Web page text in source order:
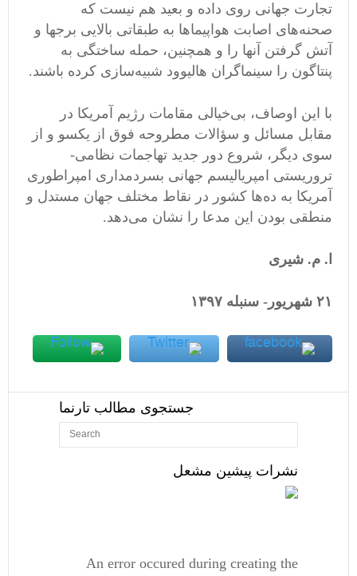
تجارت جهانی روی داده و بعید هم نیست که
صحنه‌های اصابت هواپیماها به طبقاتی بالایی برجها و
آتش گرفتن آنها را و همچنین، حمله ساختگی به
پنتاگون را سینماگران هالیوود شبیه‌سازی کرده‌‌ باشند.
با این اوصاف، بی‌خیالی مقامات رژیم آمریکا در
مقابل مسائل و سؤالات مطروحه فوق از یکسو و از
سوی دیگر، شروع دور جدید تهاجمات نظامی-
تروریستی امپریالیسم جهانی بسردمداری امپراطوری
آمریکا به ده‌ها کشور در نقاط مختلف جهان مستدل و
منطقی بودن این مدعا را نشان می‌دهد.
ا. م. شیری
۲۱ شهريور- سنبله ۱٣۹۷
جستجوی مطالب تارنما
نشرات پیشین مشعل
An error occured during creating the